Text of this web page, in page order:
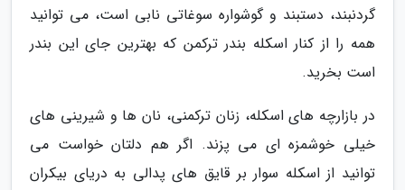
گردنبند، دستبند و گوشواره سوغاتی نابی است، می توانید
همه را از کنار اسکله بندر ترکمن که بهترین جای این بندر
است بخرید.
در بازارچه های اسکله، زنان ترکمنی، نان ها و شیرینی های
خیلی خوشمزه ای می پزند. اگر هم دلتان خواست می
توانید از اسکله سوار بر قایق های پدالی به دریای بیکران